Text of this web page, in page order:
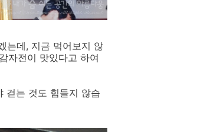
는데, 지금 먹어보지 않
자전이 맛있다고 하여
걷는 것도 힘들지 않습